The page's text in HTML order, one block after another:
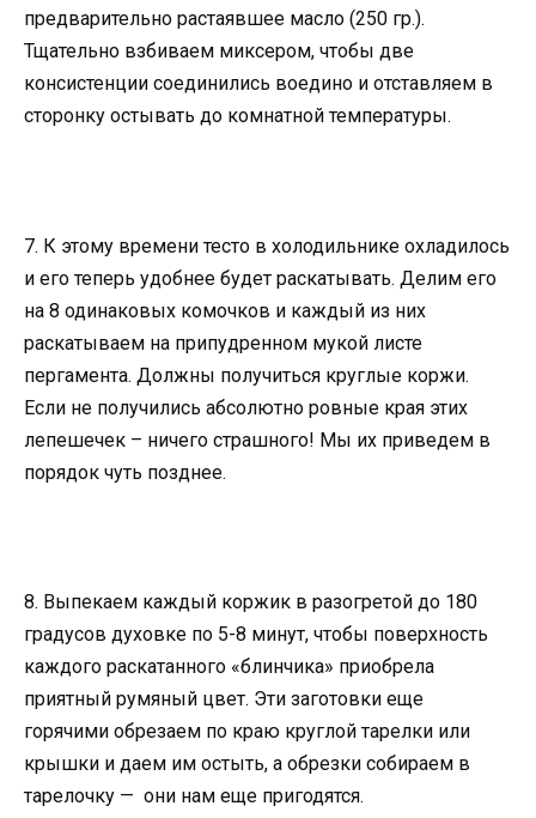
предварительно растаявшее масло (250 гр.).
Тщательно взбиваем миксером, чтобы две
консистенции соединились воедино и отставляем в
сторонку остывать до комнатной температуры.
7. К этому времени тесто в холодильнике охладилось
и его теперь удобнее будет раскатывать. Делим его
на 8 одинаковых комочков и каждый из них
раскатываем на припудренном мукой листе
пергамента. Должны получиться круглые коржи.
Если не получились абсолютно ровные края этих
лепешечек – ничего страшного! Мы их приведем в
порядок чуть позднее.
8. Выпекаем каждый коржик в разогретой до 180
градусов духовке по 5-8 минут, чтобы поверхность
каждого раскатанного «блинчика» приобрела
приятный румяный цвет. Эти заготовки еще
горячими обрезаем по краю круглой тарелки или
крышки и даем им остыть, а обрезки собираем в
тарелочку — они нам еще пригодятся.